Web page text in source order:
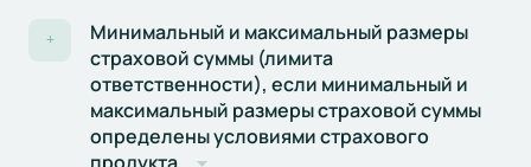
+
Минимальный и максимальный размеры
страховой суммы (лимита
ответственности), если минимальный и
максимальный размеры страховой суммы
определены условиями страхового